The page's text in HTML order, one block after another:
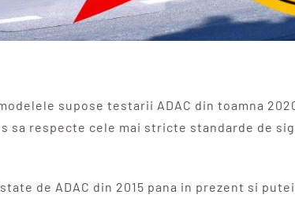
supose testarii ADAC din toamna
sa respecte cele mai stricte standarde de
de ADAC din 2015 pana in prezent si